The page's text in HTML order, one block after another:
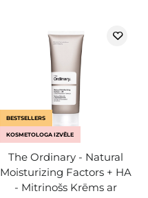
BESTSELLERS
KOSMETOLOGA IZVĒLE
The Ordinary - Natural
Moisturizing Factors + HA
- Mitrinošs Krēms ar